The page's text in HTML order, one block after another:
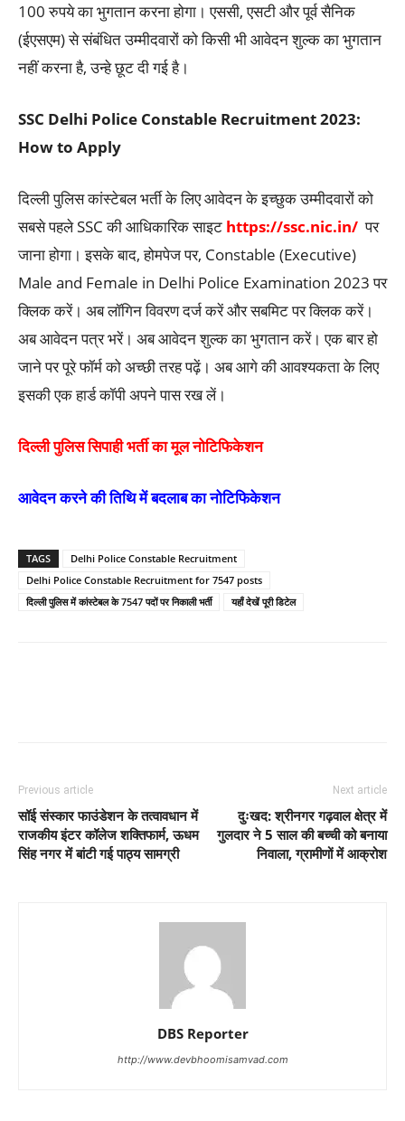
100 रुपये का भुगतान करना होगा। एससी, एसटी और पूर्व सैनिक
(ईएसएम) से संबंधित उम्मीदवारों को किसी भी आवेदन शुल्क का भुगतान
नहीं करना है, उन्हे छूट दी गई है।
SSC Delhi Police Constable Recruitment 2023:
How to Apply
दिल्ली पुलिस कांस्टेबल भर्ती के लिए आवेदन के इच्छुक उम्मीदवारों को
सबसे पहले SSC की आधिकारिक साइट https://ssc.nic.in/ पर
जाना होगा। इसके बाद, होमपेज पर, Constable (Executive)
Male and Female in Delhi Police Examination 2023 पर
क्लिक करें। अब लॉगिन विवरण दर्ज करें और सबमिट पर क्लिक करें।
अब आवेदन पत्र भरें। अब आवेदन शुल्क का भुगतान करें। एक बार हो
जाने पर पूरे फॉर्म को अच्छी तरह पढ़ें। अब आगे की आवश्यकता के लिए
इसकी एक हार्ड कॉपी अपने पास रख लें।
दिल्ली पुलिस सिपाही भर्ती का मूल नोटिफिकेशन
आवेदन करने की तिथि में बदलाब का नोटिफिकेशन
TAGS
Delhi Police Constable Recruitment
Delhi Police Constable Recruitment for 7547 posts
दिल्ली पुलिस में कांस्टेबल के 7547 पदों पर निकाली भर्ती
यहाँ देखें पूरी डिटेल
Previous article
सॉई संस्कार फाउंडेशन के तत्वावधान में
राजकीय इंटर कॉलेज शक्तिफार्म, ऊधम
सिंह नगर में बांटी गई पाठ्य सामग्री
Next article
दुःखद: श्रीनगर गढ़वाल क्षेत्र में
गुलदार ने 5 साल की बच्ची को बनाया
निवाला, ग्रामीणों में आक्रोश
DBS Reporter
http://www.devbhoomisamvad.com